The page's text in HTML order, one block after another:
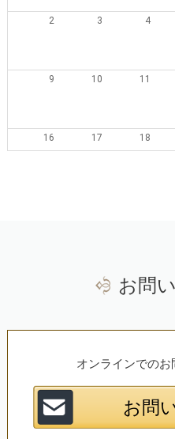
2 3 4
9 10 11
16 17 18
お問
オンラインでのお